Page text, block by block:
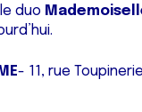
duo
- 11, rue